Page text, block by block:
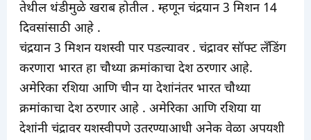
तेथील थंडीमुळे खराब होतील . म्हणून चंद्रयान 3 मिशन 14
दिवसांसाठी आहे .
चंद्रयान 3 मिशन यशस्वी पार पडल्यावर . चंद्रावर सॉफ्ट लँडिंग
करणारा भारत हा चौथ्या क्रमांकाचा देश ठरणार आहे.
अमेरिका रशिया आणि चीन या देशांनंतर भारत चौथ्या
क्रमांकाचा देश ठरणार आहे . अमेरिका आणि रशिया या
देशांनी चंद्रावर यशस्वीपणे उतरण्याआधी अनेक वेळा अपयशी